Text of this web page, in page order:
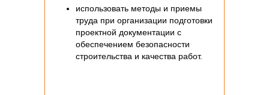
использовать методы и приемы
труда при организации подготовки
проектной документации с
обеспечением безопасности
строительства и качества работ.